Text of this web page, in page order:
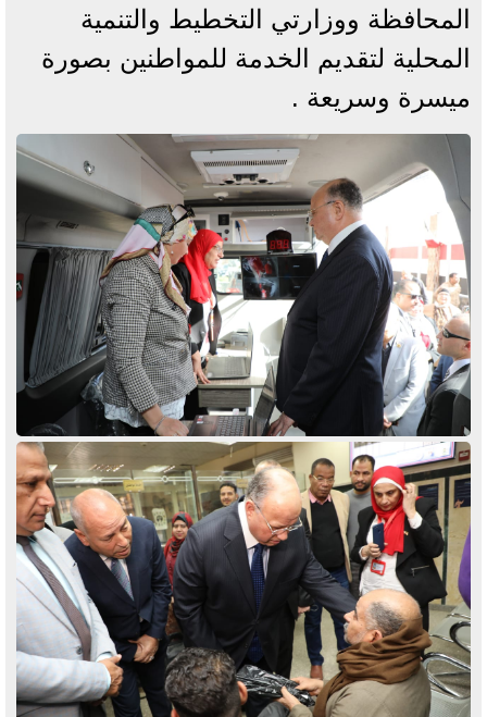
المحافظة ووزارتي التخطيط والتنمية
المحلية لتقديم الخدمة للمواطنين بصورة
ميسرة وسريعة .